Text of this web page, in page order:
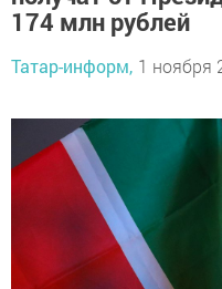
174 млн рублей
Татар-информ, 1 ноября